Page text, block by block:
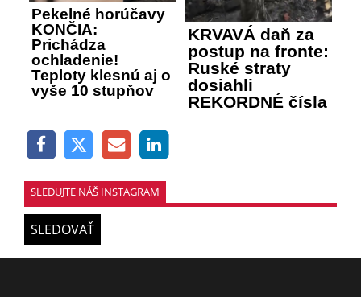
Pekelné horúčavy
KONČIA:
Prichádza
ochladenie!
Teploty klesnú aj o
vyše 10 stupňov
KRVAVÁ daň za
postup na fronte:
Ruské straty
dosiahli
REKORDNÉ čísla
SLEDUJTE NÁŠ INSTAGRAM
SLEDOVAŤ